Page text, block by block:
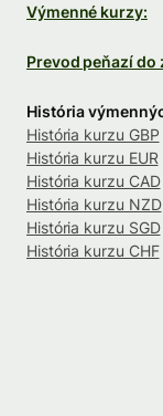
Výmenné kurzy:
Prevod peňazí do
História
História kurzu GBP
História kurzu EUR
História kurzu CAD
História kurzu NZD
História kurzu SGD
História kurzu CHF